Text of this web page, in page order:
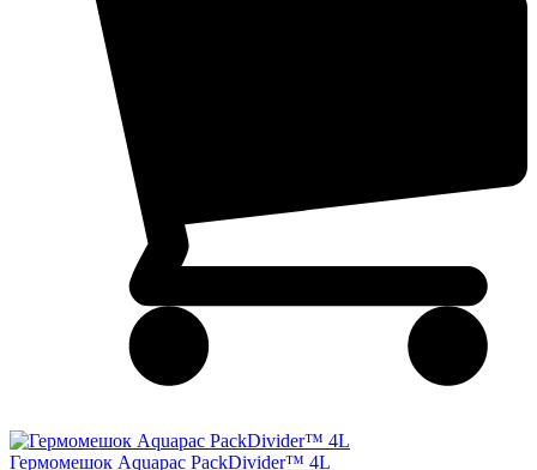
Гермомешок Aquapac PackDivider™ 4L